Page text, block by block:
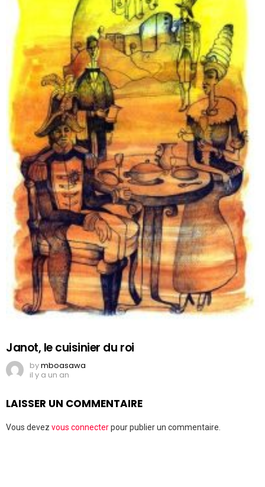
Janot, le cuisinier du roi
bymboasawa
il y a un an
LAISSER UN COMMENTAIRE
Vous devez vous connecterpour publier un commentaire.